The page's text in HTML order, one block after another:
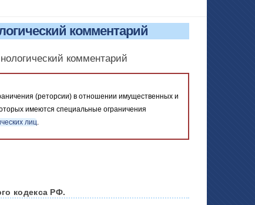
комментарий
комментарий
(реторсии) в отношении имущественных и
имеются специальные ограничения
лиц.
кодекса РФ.